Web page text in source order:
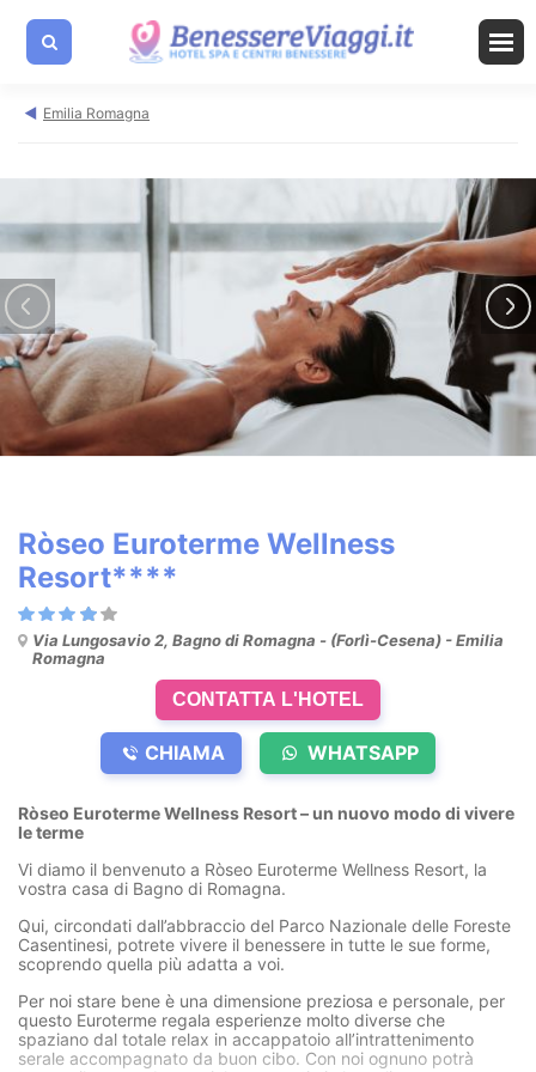
Emilia Romagna
Ròseo Euroterme Wellness
Resort****
Via Lungosavio 2, Bagno di Romagna - (Forlì-Cesena) - Emilia
Romagna
CONTATTA L'HOTEL
CHIAMA WHATSAPP
Ròseo Euroterme Wellness Resort – un nuovo modo di vivere
le terme
Vi diamo il benvenuto a Ròseo Euroterme Wellness Resort, la
vostra casa di Bagno di Romagna.
Qui, circondati dall’abbraccio del Parco Nazionale delle Foreste
Casentinesi, potrete vivere il benessere in tutte le sue forme,
scoprendo quella più adatta a voi.
Per noi stare bene è una dimensione preziosa e personale, per
questo Euroterme regala esperienze molto diverse che
spaziano dal totale relax in accappatoio all’intrattenimento
serale accompagnato da buon cibo. Con noi ognuno potrà